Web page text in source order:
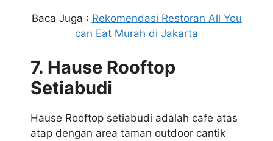
Baca Juga : Rekomendasi Restoran All You
can Eat Murah di Jakarta
7. Hause Rooftop
Setiabudi
Hause Rooftop setiabudi adalah cafe atas
atap dengan area taman outdoor cantik